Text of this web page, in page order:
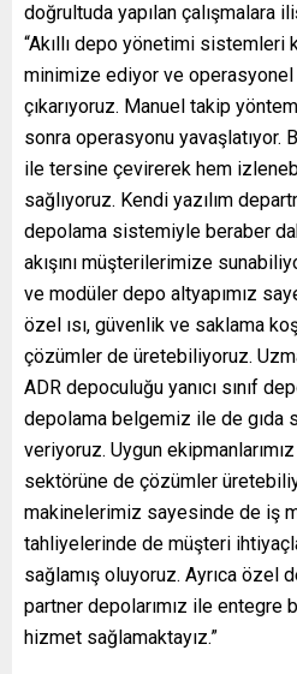
doğrultuda yapılan çalışmalara
“Akıllı depo yönetimi sistemleri
minimize ediyor ve operasyonel
çıkarıyoruz. Manuel takip
sonra operasyonu
ile tersine çevirerek hem
sağlıyoruz. Kendi yazılım
depolama sistemiyle beraber
akışını müşterilerimize
ve modüler depo altyapımız
özel ısı, güvenlik ve saklama
çözümler de üretebiliyoruz.
ADR depoculuğu yanıcı sınıf
depolama belgemiz ile de gıda
veriyoruz. Uygun
sektörüne de çözümler
makinelerimiz sayesinde de iş
tahliyelerinde de müşteri
sağlamış oluyoruz. Ayrıca özel
partner depolarımız ile
hizmet sağlamaktayız.”